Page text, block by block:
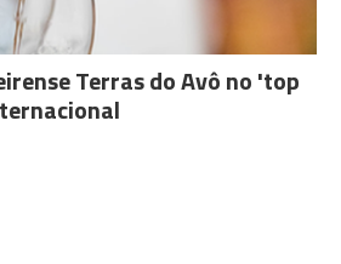
Terras do Avô no 'top